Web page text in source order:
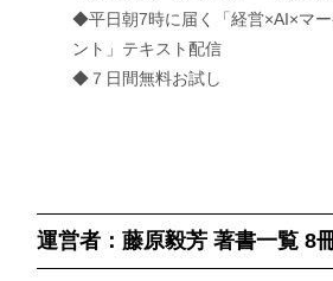
◆平日朝7時に届く「経営×AI×マー
ント」テキスト配信
◆７日間無料お試し
運営者：藤原毅芳 著書一覧 8